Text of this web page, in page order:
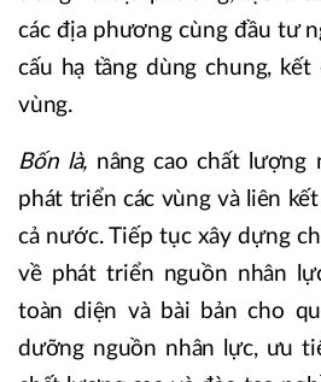
các địa phương cùng đầu tư
cấu hạ tầng dùng chung,
vùng.
Bốn là, nâng cao chất lượng
phát triển các vùng và liên
cả nước. Tiếp tục xây dựng
về phát triển nguồn nhân
toàn diện và bài bản cho
dưỡng nguồn nhân lực, ưu